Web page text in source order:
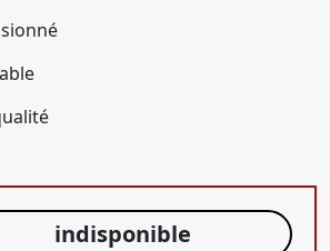
indisponible